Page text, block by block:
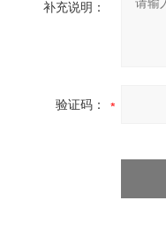
补充说明：
验证码：